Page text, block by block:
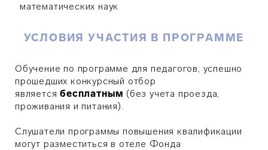
математических наук
УСЛОВИЯ УЧАСТИЯ В ПРОГРАММЕ
Обучение по программе для педагогов, успешно
прошедших конкурсный отбор
являетсябесплатным (без учета проезда,
проживания и питания).
Слушатели программы повышения квалификации
могут разместиться в отеле Фонда